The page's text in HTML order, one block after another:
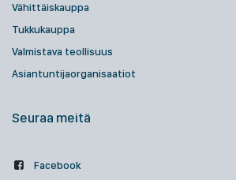
Vähittäiskauppa
Tukkukauppa
Valmistava teollisuus
Asiantuntijaorganisaatiot
Seuraa meitä
Facebook